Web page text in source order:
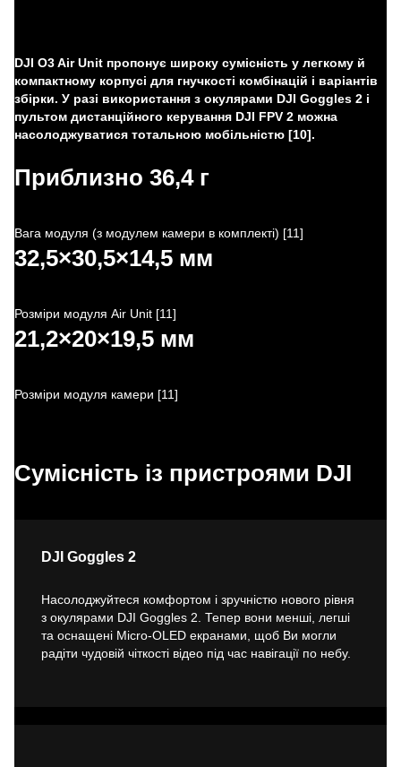
DJI O3 Air Unit пропонує широку сумісність у легкому й
компактному корпусі для гнучкості комбінацій і варіантів
збірки. У разі використання з окулярами DJI Goggles 2 і
пультом дистанційного керування DJI FPV 2 можна
насолоджуватися тотальною мобільністю [10].
Приблизно 36,4 г
Вага модуля (з модулем камери в комплекті) [11]
32,5×30,5×14,5 мм
Розміри модуля Air Unit [11]
21,2×20×19,5 мм
Розміри модуля камери [11]
Сумісність із пристроями DJI
DJI Goggles 2
Насолоджуйтеся комфортом і зручністю нового рівня
з окулярами DJI Goggles 2. Тепер вони менші, легші
та оснащені Micro-OLED екранами, щоб Ви могли
радіти чудовій чіткості відео під час навігації по небу.